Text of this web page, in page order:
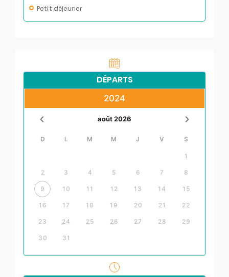
Petit déjeuner
DÉPARTS
2024
août 2026
D L M M J V S
1
2 3 4 5 6 7 8
9 10 11 12 13 14 15
16 17 18 19 20 21 22
23 24 25 26 27 28 29
30 31